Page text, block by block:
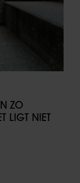
ZO
LIGT NIET